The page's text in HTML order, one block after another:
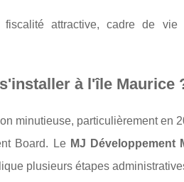
attractive, cadre de
à l'île Maurice
minutieuse, particulièrement en
Board. Le MJ Développement
plusieurs étapes